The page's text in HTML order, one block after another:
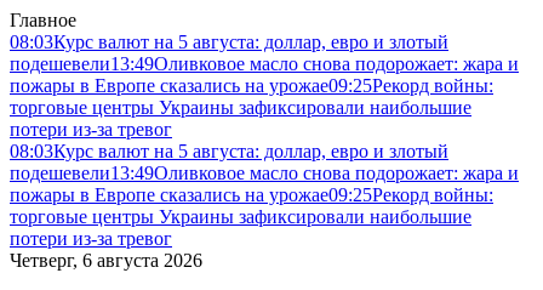
Главное
08:03Курс валют на 5 августа: доллар, евро и злотый
подешевели13:49Оливковое масло снова подорожает: жара и
пожары в Европе сказались на урожае09:25Рекорд войны:
торговые центры Украины зафиксировали наибольшие
потери из-за тревог
08:03Курс валют на 5 августа: доллар, евро и злотый
подешевели13:49Оливковое масло снова подорожает: жара и
пожары в Европе сказались на урожае09:25Рекорд войны:
торговые центры Украины зафиксировали наибольшие
потери из-за тревог
Четверг, 6 августа 2026